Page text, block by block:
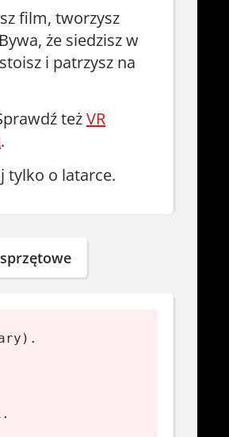
film, tworzysz
że siedzisz w
i patrzysz na
teżVR
.
tylko o latarce.